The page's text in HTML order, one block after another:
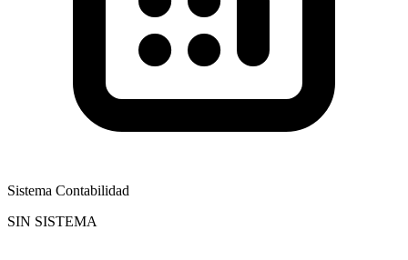
Sistema Contabilidad
SIN SISTEMA